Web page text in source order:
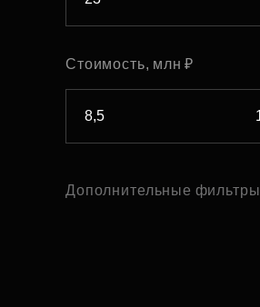
Стоимость, млн ₽
Дополнительные фильтры